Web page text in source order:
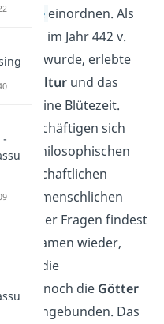
Antike einordnen. Als
Drama im Jahr 442 v.
wurde, erlebte
Kultur und das
seine Blütezeit.
beschäftigen sich
mit philosophischen
der menschlichen
dieser Fragen findest
den Dramen wieder,
in die
oft noch die Götter
eingebunden. Das
-